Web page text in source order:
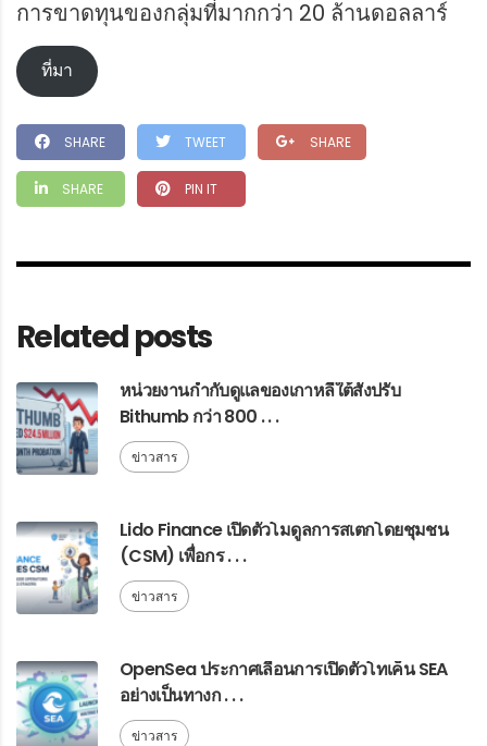
การขาดทุนของกลุ่มที่มากกว่า 20 ล้านดอลลาร์
ที่มา
SHARE TWEET SHARE
SHARE PIN IT
Related posts
หน่วยงานกำกับดูแลของเกาหลีใต้สั่งปรับ
Bithumb กว่า 800 . . .
ข่าวสาร
Lido Finance เปิดตัวโมดูลการสเตกโดยชุมชน
(CSM) เพื่อกร . . .
ข่าวสาร
OpenSea ประกาศเลื่อนการเปิดตัวโทเค็น SEA
อย่างเป็นทางก . . .
ข่าวสาร